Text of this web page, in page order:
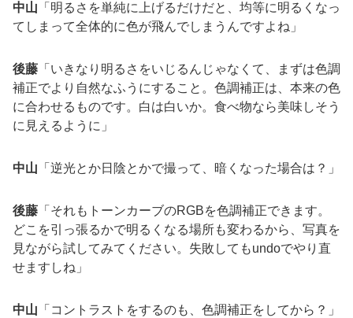
中山 「明るさを単純に上げるだけだと、均等に明るくなっ
てしまって全体的に色が飛んでしまうんですよね」
後藤 「いきなり明るさをいじるんじゃなくて、まずは色調
補正でより自然なふうにすること。色調補正は、本来の色
に合わせるものです。白は白いか。食べ物なら美味しそう
に見えるように」
中山 「逆光とか日陰とかで撮って、暗くなった場合は？」
後藤 「それもトーンカーブのRGBを色調補正できます。
どこを引っ張るかで明るくなる場所も変わるから、写真を
見ながら試してみてください。失敗してもundoでやり直
せますしね」
中山 「コントラストをするのも、色調補正をしてから？」